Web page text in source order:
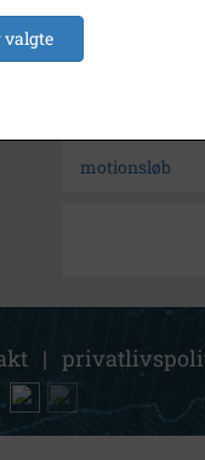
Søg videre i
motionsløb
|
valgte